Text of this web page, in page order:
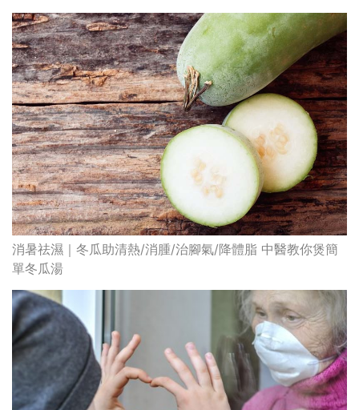
消暑祛濕｜冬瓜助清熱/消腫/治腳氣/降體脂 中醫教你煲簡
單冬瓜湯